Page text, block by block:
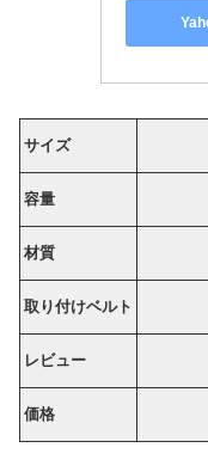
サイズ
容量
材質
取り付けベルト
レビュー
価格